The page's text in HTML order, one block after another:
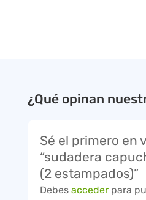
¿Qué opinan
Sé el primero en
“sudadera
(2 estampados)”
Debes accederpara